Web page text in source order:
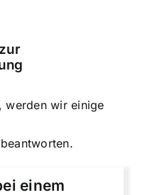
werden wir einige
einem